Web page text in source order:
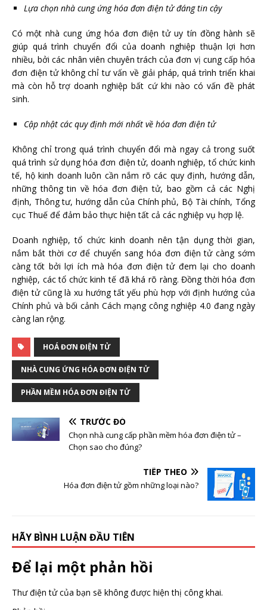
Lựa chọn nhà cung ứng hóa đơn điện tử đáng tin cậy
Có một nhà cung ứng hóa đơn điện tử uy tín đồng hành sẽ
giúp quá trình chuyển đổi của doanh nghiệp thuận lợi hơn
nhiều, bởi các nhân viên chuyên trách của đơn vị cung cấp hóa
đơn điện tử không chỉ tư vấn về giải pháp, quá trình triển khai
mà còn hỗ trợ doanh nghiệp bất cứ khi nào có vấn đề phát
sinh.
Cập nhật các quy định mới nhất về hóa đơn điện tử
Không chỉ trong quá trình chuyển đổi mà ngay cả trong suốt
quá trình sử dụng hóa đơn điện tử, doanh nghiệp, tổ chức kinh
tế, hộ kinh doanh luôn cần nắm rõ các quy định, hướng dẫn,
những thông tin về hóa đơn điện tử, bao gồm cả các Nghị
định, Thông tư, hướng dẫn của Chính phủ, Bộ Tài chính, Tổng
cục Thuế để đảm bảo thực hiện tất cả các nghiệp vụ hợp lệ.
Doanh nghiệp, tổ chức kinh doanh nên tận dụng thời gian,
nắm bắt thời cơ để chuyển sang hóa đơn điện tử càng sớm
càng tốt bởi lợi ích mà hóa đơn điện tử đem lại cho doanh
nghiệp, các tổ chức kinh tế đã khá rõ ràng. Đồng thời hóa đơn
điện tử cũng là xu hướng tất yếu phù hợp với định hướng của
Chính phủ và bối cảnh Cách mạng công nghiệp 4.0 đang ngày
càng lan rộng.
HOÁ ĐƠN ĐIỆN TỬ
NHÀ CUNG ỨNG HÓA ĐƠN ĐIỆN TỬ
PHẦN MỀM HÓA ĐƠN ĐIỆN TỬ
TRƯỚC ĐÓ
Chọn nhà cung cấp phần mềm hóa đơn điện tử –
Chọn sao cho đúng?
TIẾP THEO
Hóa đơn điện tử gồm những loại nào?
HÃY BÌNH LUẬN ĐẦU TIÊN
Để lại một phản hồi
Thư điện tử của bạn sẽ không được hiện thị công khai.